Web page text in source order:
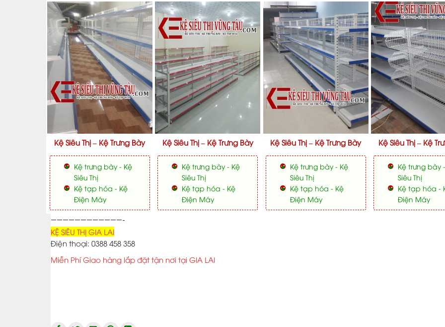
Kệ Siêu Thị – Kệ Trưng Bày
Kệ trưng bày - Kệ
Siêu Thị
Kệ tạp hóa - Kệ
Điện Máy
Kệ Siêu Thị – Kệ Trưng Bày
Kệ trưng bày - Kệ
Siêu Thị
Kệ tạp hóa - Kệ
Điện Máy
Kệ Siêu Thị – Kệ Trưng Bày
Kệ trưng bày - Kệ
Siêu Thị
Kệ tạp hóa - Kệ
Điện Máy
Kệ Siêu Thị – Kệ
Kệ trưng bày
Siêu Thị
Kệ tạp hóa -
Điện Máy
————————————-
KỆ SIÊU THỊ GIA LAI
Điện thoại: 0388 458 358
Miễn Phí Giao hàng lắp đặt tận nơi tại GIA LAI